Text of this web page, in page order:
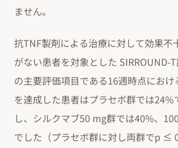
ません。
抗TNF製剤による治療に対して効果不
がない患者を対象とした SIRROUND-
の主要評価項目である16週時点におけ
を達成した患者はプラセボ群では24%
し、シルクマブ50 mg群では40%、
でした（プラセボ群に対し両群でp ≤